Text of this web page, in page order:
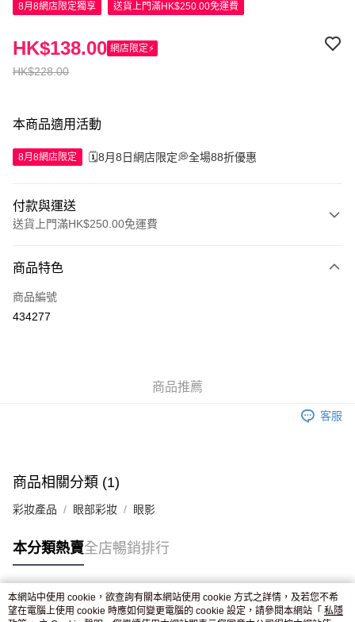
8月8網店限定獨享 送貨上門滿HK$250.00免運費
HK$228.00
HK$138.00 網店限定⚡
本商品適用活動
8月8網店限定 🗓️8月8日網店限定💭全場88折優惠
付款與運送
送貨上門滿HK$250.00免運費
信用卡
Apple Pay
付款後門市自取，訂單確認後2-4個工作天到店，7天內取。逾期後
商品特色
商品編號
434277
商品推薦
客服
商品相關分類 (1)
彩妝產品 眼部彩妝 眼影
本分類熱賣全店暢銷排行
熱門標籤
本網站中使用 cookie，欲查詢有關本網站使用 cookie 方式之詳情，及若您不希
望在電腦上使用 cookie 時應如何變更電腦的 cookie 設定，請參閱本網站「 私隱